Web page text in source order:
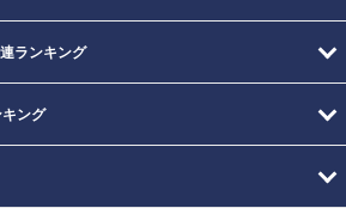
ランキング
ング